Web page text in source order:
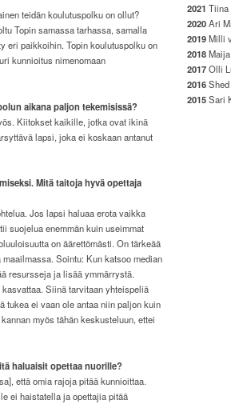
teidän koulutuspolku on ollut?
Topin samassa tarhassa, samalla
eri paikkoihin. Topin koulutuspolku on
kunnioitus nimenomaan
aikana paljon tekemisissä?
Kiitokset kaikille, jotka ovat ikinä
lapsi, joka ei koskaan antanut
Mitä taitoja hyvä opettaja
Jos lapsi haluaa erota vaikka
suojelua enemmän kuin useimmat
on äärettömästi. On tärkeää
Sointu: Kun katsoo median
resursseja ja lisää ymmärrystä.
Siinä tarvitaan yhteispeliä
tukea ei vaan ole antaa niin paljon kuin
myös tähän keskusteluun, ettei
haluaisit opettaa nuorille?
että omia rajoja pitää kunnioittaa.
ei haistatella ja opettajia pitää
2021 Tiina
2020Ari
2019Milli
2018
2017Olli
2016
2015Sari